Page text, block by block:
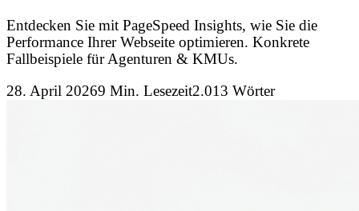
Entdecken Sie mit PageSpeed Insights, wie Sie die
Performance Ihrer Webseite optimieren. Konkrete
Fallbeispiele für Agenturen & KMUs.
28. April 20269 Min. Lesezeit2.013 Wörter